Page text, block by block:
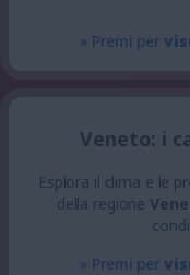
» Premi per
Veneto: i
Esplora il clima e le
della regione
» Premi per